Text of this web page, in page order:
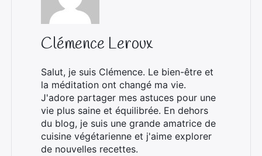
Clémence Leroux
Salut, je suis Clémence. Le bien-être et
la méditation ont changé ma vie.
J'adore partager mes astuces pour une
vie plus saine et équilibrée. En dehors
du blog, je suis une grande amatrice de
cuisine végétarienne et j'aime explorer
de nouvelles recettes.